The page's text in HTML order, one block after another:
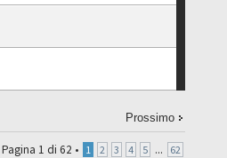
Prossimo
Pagina 1 di 62 • 1 2 3 4 5 ... 62